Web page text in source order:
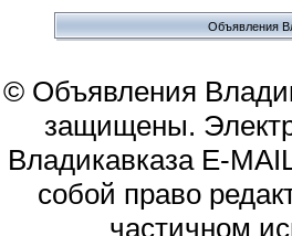
Объявления
© Объявления
защищены.
Владикавказа E-
собой право
частичном